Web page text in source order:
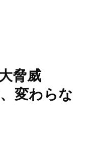
脅威
変わらな